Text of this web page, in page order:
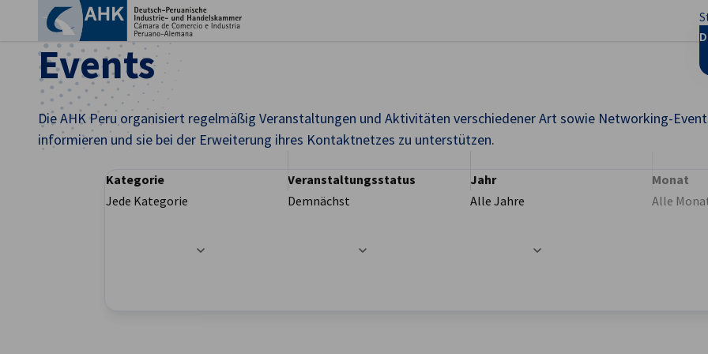
Events
Die AHK Peru organisiert regelmäßig Veranstaltungen und Aktivitäten verschiedener Art sowie Networking-
informieren und sie bei der Erweiterung ihres Kontaktnetzes zu unterstützen.
Filteroptionen wurden erfolgreich aktualisiert
Kategorie
Jede Kategorie
Veranstaltungsstatus
Demnächst
Jahr
Alle Jahre
Monat
Alle